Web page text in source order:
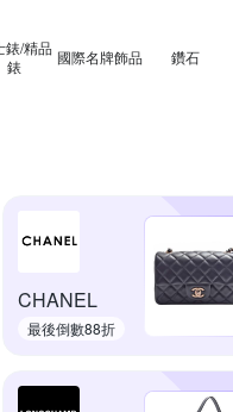
錶/精品
錶
國際名牌飾品 鑽石
CHANEL
最後倒數88折